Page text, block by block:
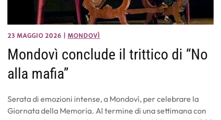
23 MAGGIO 2026 MONDOVÌ
Mondovì conclude il trittico di “No
alla mafia”
Serata di emozioni intense, a Mondovì, per celebrare la
Giornata della Memoria. Al termine di una settimana con